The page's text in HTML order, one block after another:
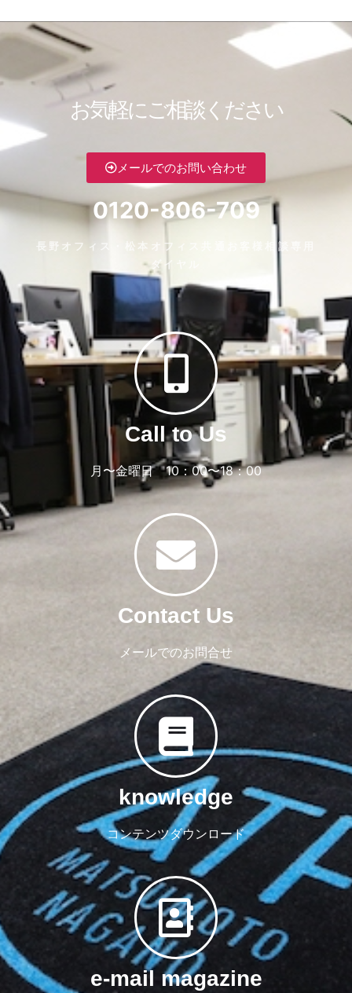
お気軽にご相談ください
メールでのお問い合わせ
0120-806-709
長野オフィス・松本オフィス共通お客様相談専用
ダイヤル
Call to Us
月〜金曜日 10：00〜18：00
Contact Us
メールでのお問合せ
knowledge
コンテンツダウンロード
e-mail magazine